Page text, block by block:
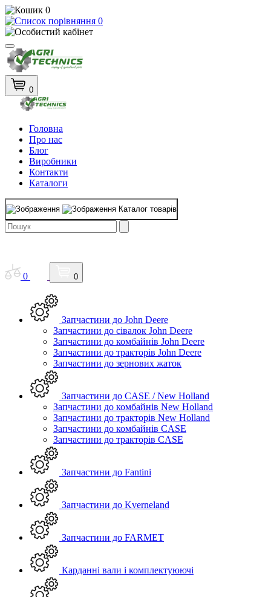
0
0
0
Головна
Про нас
Блог
Виробники
Контакти
Каталоги
Каталог товарів
0 0
Запчастини до John Deere
Запчастини до сівалок John Deere
Запчастини до комбайнів John Deere
Запчастини до тракторів John Deere
Запчастини до зернових жаток
Запчастини до CASE / New Holland
Запчастини до комбайнів New Holland
Запчастини до тракторів New Holland
Запчастини до комбайнів CASE
Запчастини до тракторів CASE
Запчастини до Fantini
Запчастини до Kverneland
Запчастини до FARMET
Карданні вали і комплектуюючі